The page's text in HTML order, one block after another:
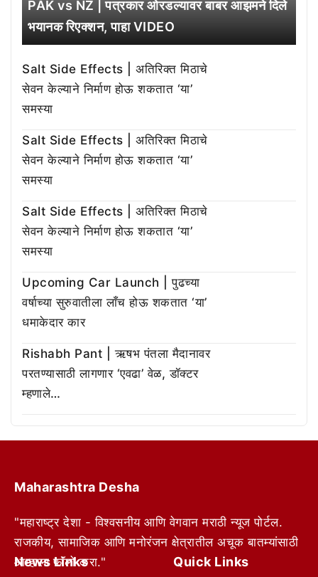
PAK vs NZ | पत्रकार ओरडल्यावर बाबर आझमने दिले
भयानक रिएक्शन, पाहा VIDEO
Salt Side Effects | अतिरिक्त मिठाचे
सेवन केल्याने निर्माण होऊ शकतात ‘या’
समस्या
Salt Side Effects | अतिरिक्त मिठाचे
सेवन केल्याने निर्माण होऊ शकतात ‘या’
समस्या
Salt Side Effects | अतिरिक्त मिठाचे
सेवन केल्याने निर्माण होऊ शकतात ‘या’
समस्या
Upcoming Car Launch | पुढच्या
वर्षाच्या सुरुवातीला लाँच होऊ शकतात ‘या’
धमाकेदार कार
Rishabh Pant | ऋषभ पंतला मैदानावर
परतण्यासाठी लागणार ‘एवढा’ वेळ, डॉक्टर
म्हणाले…
Maharashtra Desha
"महाराष्ट्र देशा - विश्वसनीय आणि वेगवान मराठी न्यूज पोर्टल.
राजकीय, सामाजिक आणि मनोरंजन क्षेत्रातील अचूक बातम्यांसाठी
आम्हाला फॉलो करा."
News Links Quick Links